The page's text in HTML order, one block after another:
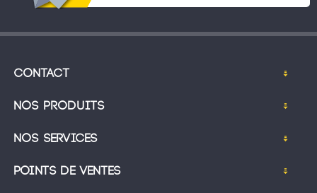
Contact
Nos produits
Nos services
Points de ventes